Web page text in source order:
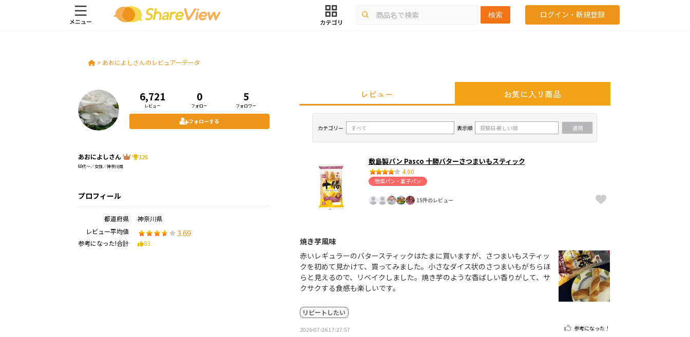
検索 ログイン・新規登録
> あおによしさんのレビュアーデータ
6,721
レビュー
0
フォロー
5
フォロワー
フォローする
あおによしさん 125
60代～／女性／神奈川県
プロフィール
都道府県
神奈川県
レビュー平均値
3.69
参考になった!合計 81
レビュー お気に入り商品
カテゴリー 表示順
敷島製パン Pasco 十勝バターさつまいもスティック
4.00
惣菜パン・菓子パン
15件のレビュー
焼き芋風味
赤いレギュラーのバタースティックはたまに買いますが、さつまいもスティッ
クを初めて見かけて、買ってみました。小さなダイス状のさつまいもがちらほ
らと見えるので、リベイクしました。焼き芋のような香ばしい香りがして、サ
クサクする食感も楽しいです。
リピートしたい
2026-07-26 17:27:57 参考になった！